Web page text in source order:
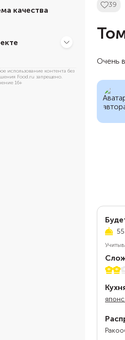
качества
использование контента без
Food.ru запрещено.
16+
39
Очень
2 из 5